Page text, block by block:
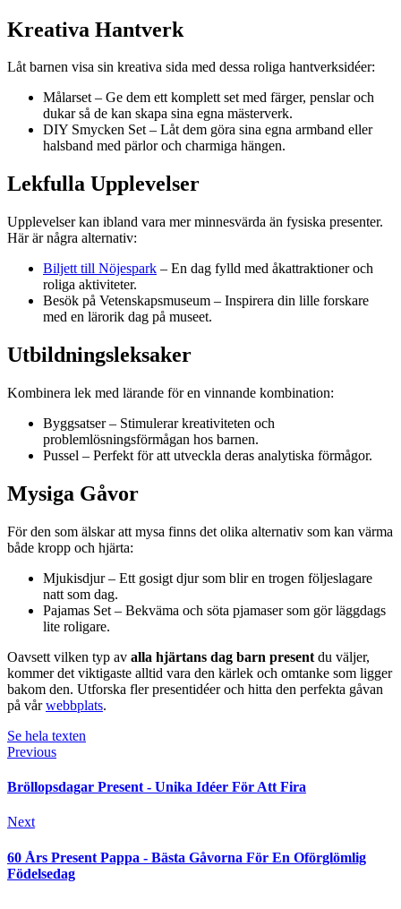
Kreativa Hantverk
Låt barnen visa sin kreativa sida med dessa roliga hantverksidéer:
Målarset – Ge dem ett komplett set med färger, penslar och
dukar så de kan skapa sina egna mästerverk.
DIY Smycken Set – Låt dem göra sina egna armband eller
halsband med pärlor och charmiga hängen.
Lekfulla Upplevelser
Upplevelser kan ibland vara mer minnesvärda än fysiska presenter.
Här är några alternativ:
Biljett till Nöjespark – En dag fylld med åkattraktioner och
roliga aktiviteter.
Besök på Vetenskapsmuseum – Inspirera din lille forskare
med en lärorik dag på museet.
Utbildningsleksaker
Kombinera lek med lärande för en vinnande kombination:
Byggsatser – Stimulerar kreativiteten och
problemlösningsförmågan hos barnen.
Pussel – Perfekt för att utveckla deras analytiska förmågor.
Mysiga Gåvor
För den som älskar att mysa finns det olika alternativ som kan värma
både kropp och hjärta:
Mjukisdjur – Ett gosigt djur som blir en trogen följeslagare
natt som dag.
Pajamas Set – Bekväma och söta pjamaser som gör läggdags
lite roligare.
Oavsett vilken typ av alla hjärtans dag barn present du väljer,
kommer det viktigaste alltid vara den kärlek och omtanke som ligger
bakom den. Utforska fler presentidéer och hitta den perfekta gåvan
på vårwebbplats.
Se hela texten
Previous
Bröllopsdagar Present - Unika Idéer För Att Fira
Next
60 Års Present Pappa - Bästa Gåvorna För En Oförglömlig
Födelsedag